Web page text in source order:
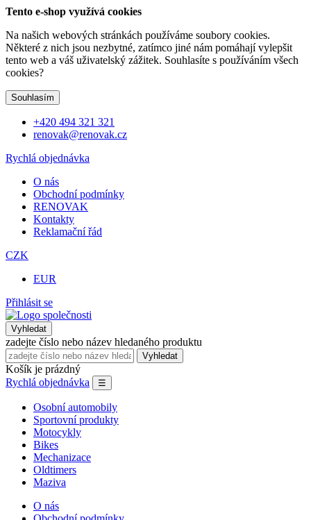
Tento e-shop využívá cookies
Na našich webových stránkách používáme soubory cookies.
Některé z nich jsou nezbytné, zatímco jiné nám pomáhají vylepšit
tento web a váš uživatelský zážitek. Souhlasíte s používáním všech
cookies?
Souhlasím
+420 494 321 321
renovak@renovak.cz
Rychlá objednávka
O nás
Obchodní podmínky
RENOVAK
Kontakty
Reklamační řád
CZK
EUR
Přihlásit se
Vyhledat
zadejte číslo nebo název hledaného produktu
Vyhledat
Košík je prázdný
Rychlá objednávka
☰
Osobní automobily
Sportovní produkty
Motocykly
Bikes
Mechanizace
Oldtimers
Maziva
O nás